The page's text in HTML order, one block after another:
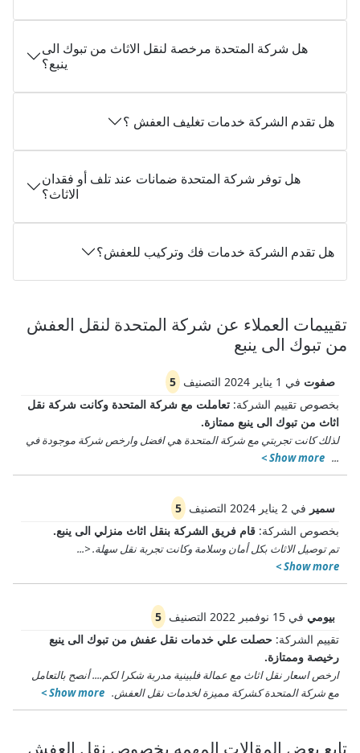
هل شركة المتحدة مرخصة لنقل الاثاث من تبوك الى
ينبع؟
هل تقدم الشركة خدمات تغليف العفش ؟
هل توفر شركة المتحدة ضمانات عند تلف أو فقدان
الاثاث؟
هل تقدم الشركة خدمات فك وتركيب للعفش؟
تقييمات العملاء عن شركة المتحدة لنقل العفش
من تبوك الى ينبع
صفوت في 1 يناير 2024 التصنيف 5
بخصوص تقييم الشركة: تعاملت مع شركة المتحدة وكانت شركة نقل
اثاث من تبوك الى ينبع ممتازة.
لذلك كانت تجربتي مع شركة المتحدة هي افضل وارخص شركة موجودة في
...
Show more >
سمير في 2 يناير 2024 التصنيف 5
بخصوص الشركة: قام فريق الشركة بنقل اثاث منزلي الى ينبع.
تم توصيل الاثاث بكل أمان وسلامة وكانت تجربة نقل سهلة.<
...
Show more >
بيومي في 15 نوفمبر 2022 التصنيف 5
تقييم الشركة: حصلت علي خدمات نقل عفش من تبوك الى ينبع
رخيصة وممتازة.
ارخص اسعار نقل اثاث مع عمالة فلبينية مدربة شكرا لكم....أنصح بالتعامل
مع شركة المتحدة كشركة مميزة لخدمات نقل العفش. Show more >
تابع بعض المقالات المهمه بخصوص نقل العفش